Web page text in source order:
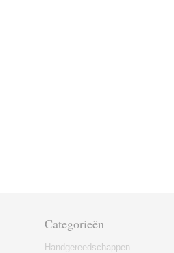
Categorieën
Handgereedschappen